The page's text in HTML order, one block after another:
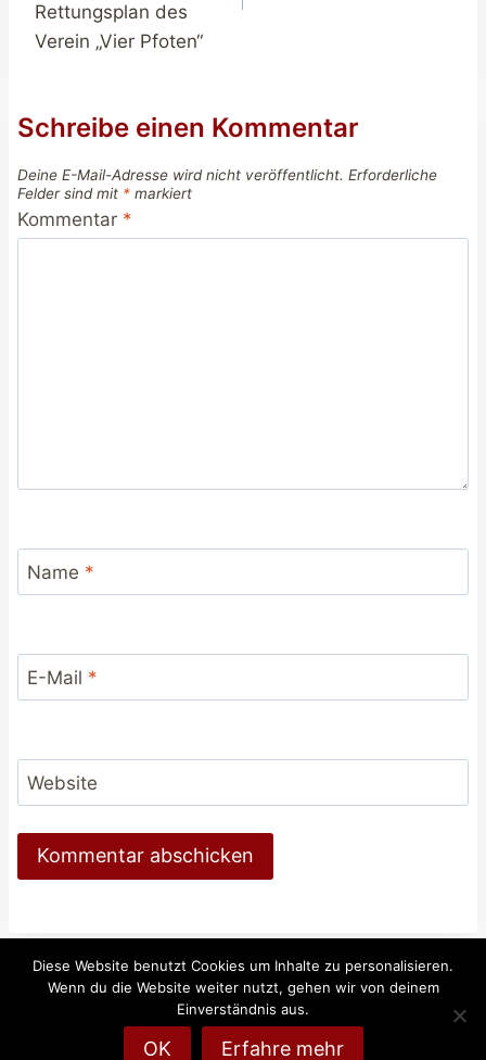
Rettungsplan des
Verein „Vier Pfoten“
Schreibe einen Kommentar
Deine E-Mail-Adresse wird nicht veröffentlicht. Erforderliche
Felder sind mit * markiert
Kommentar *
Name *
E-Mail *
Website
© 2026 Reiten-weltweit.info - Reiten und Pferde
online
Diese Website benutzt Cookies um Inhalte zu personalisieren.
Wenn du die Website weiter nutzt, gehen wir von deinem
Einverständnis aus.
OK Erfahre mehr